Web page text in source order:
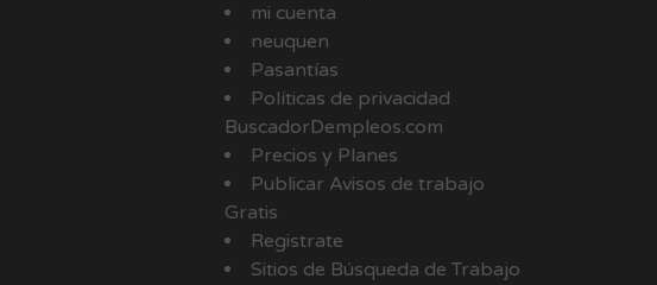
mi cuenta
neuquen
Pasantías
Políticas de privacidad
BuscadorDempleos.com
Precios y Planes
Publicar Avisos de trabajo
Gratis
Registrate
Sitios de Búsqueda de Trabajo